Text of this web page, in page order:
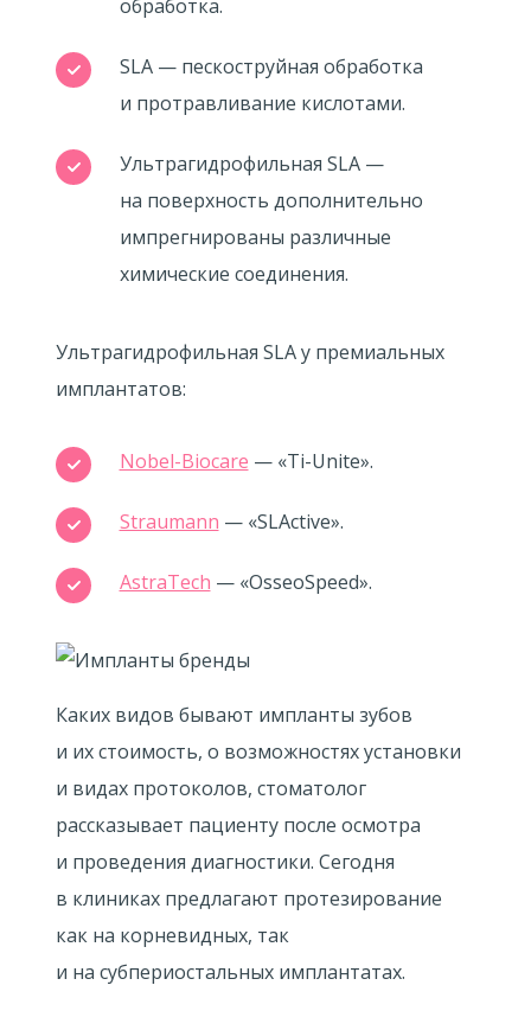
обработка.
SLA — пескоструйная обработка
и протравливание кислотами.
Ультрагидрофильная SLA —
на поверхность дополнительно
импрегнированы различные
химические соединения.
Ультрагидрофильная SLA у премиальных
имплантатов:
Nobel-Biocare — «Ti-Unite».
Straumann — «SLActive».
AstraTech — «OsseoSpeed».
Каких видов бывают импланты зубов
и их стоимость, о возможностях установки
и видах протоколов, стоматолог
рассказывает пациенту после осмотра
и проведения диагностики. Сегодня
в клиниках предлагают протезирование
как на корневидных, так
и на субпериостальных имплантатах.